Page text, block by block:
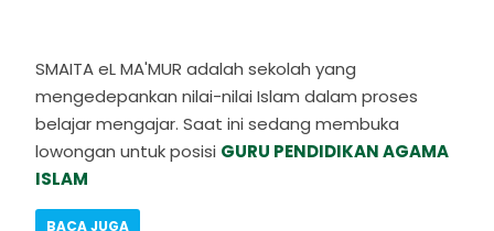
SMAITA eL MA'MUR adalah sekolah yang
mengedepankan nilai-nilai Islam dalam proses
belajar mengajar. Saat ini sedang membuka
lowongan untuk posisi GURU PENDIDIKAN AGAMA
ISLAM
BACA JUGA